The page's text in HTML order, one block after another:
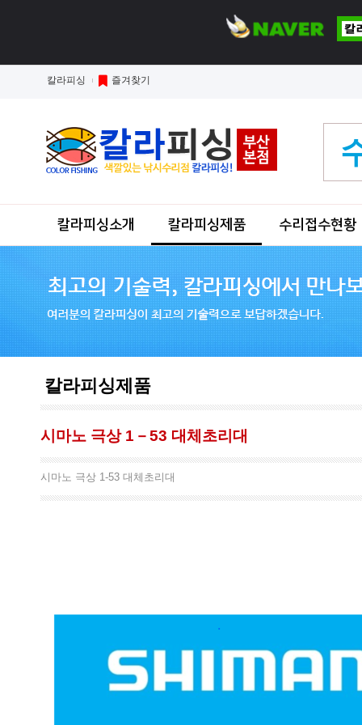
칼라피싱 즐겨찾기
칼라피싱소개 칼라피싱제품 수리접수현황
칼라피싱제품
시마노 극상 1－53 대체초리대
시마노 극상 1-53 대체초리대